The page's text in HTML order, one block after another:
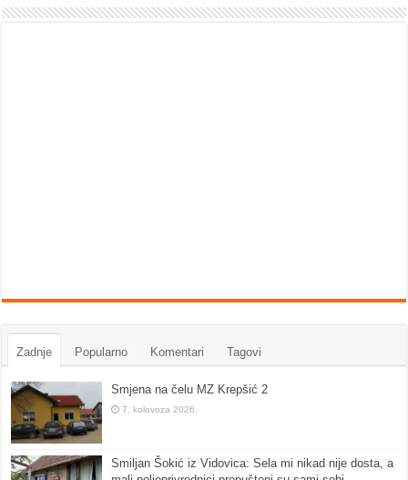
Zadnje Popularno Komentari Tagovi
Smjena na čelu MZ Krepšić 2
7. kolovoza 2026.
Smiljan Šokić iz Vidovica: Sela mi nikad nije dosta, a